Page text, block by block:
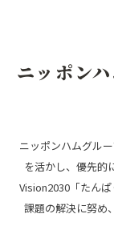
ニッポン
ニッポンハムグル
を活かし、優先的
Vision2030「たん
課題の解決に努め